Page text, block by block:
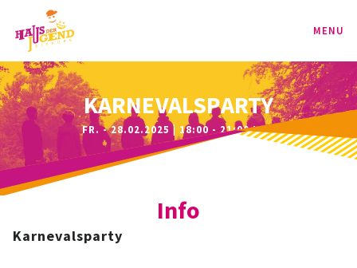
MENU
PROGRAMM
KINDER
JUGEND
KARNEVALSPARTY
FR. - 28.02.2025 | 18:00 - 21:00 UHR
Info
Karnevalsparty